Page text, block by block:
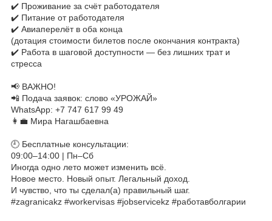
✔️ Проживание за счёт работодателя
✔️ Питание от работодателя
✔️ Авиаперелёт в оба конца
(дотация стоимости билетов после окончания контракта)
✔️ Работа в шаговой доступности — без лишних трат и
стресса
📢 ВАЖНО!
📲 Подача заявок: слово «УРОЖАЙ»
WhatsApp: +7 747 617 99 49
👩‍💼 Мира Нагашбаевна
🕘 Бесплатные консультации:
09:00–14:00 | Пн–Сб
Иногда одно лето может изменить всё.
Новое место. Новый опыт. Легальный доход.
И чувство, что ты сделал(а) правильный шаг.
#zagranicakz #workervisas #jobservicekz #работавболгарии